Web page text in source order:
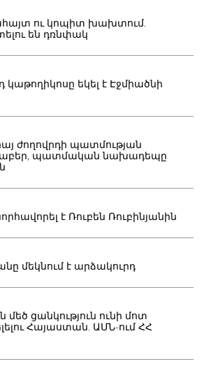
ու կոպիտ խախտում.
են դռնփակ
կաթողիկոսը եկել է Էջմիածնի
ժողովրդի պատմության
պատմական նախադեպը
է Ռուբեն Ռուբինյանին
մեկնում է արձակուրդ
մեծ ցանկություն ունի մոտ
Հայաստան. ԱՄՆ-ում ՀՀ